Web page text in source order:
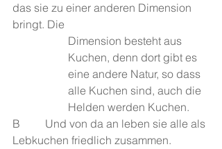
das sie zu einer anderen Dimension
bringt. Die
Dimension besteht aus
Kuchen, denn dort gibt es
eine andere Natur, so dass
alle Kuchen sind, auch die
Helden werden Kuchen.
B         Und von da an leben sie alle als
Lebkuchen friedlich zusammen.